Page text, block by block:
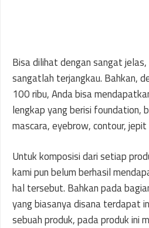
Bisa dilihat dengan sangat
sangatlah terjangkau. Bahkan,
100 ribu, Anda bisa
lengkap yang berisi foundation,
mascara, eyebrow, contour,
Untuk komposisi dari setiap
kami pun belum berhasil
hal tersebut. Bahkan pada
yang biasanya disana terdapat
sebuah produk, pada produk ini